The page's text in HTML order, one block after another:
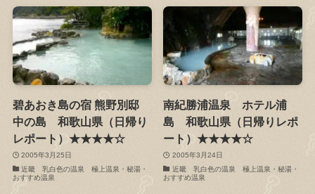
碧あおき島の宿 熊野別邸
中の島 和歌山県（日帰り
レポート）★★★★☆
2005年3月25日
近畿 乳白色の温泉 極上温泉・秘湯・
おすすめ温泉
南紀勝浦温泉 ホテル浦
島 和歌山県（日帰りレポ
ート）★★★★☆
2005年3月24日
近畿 乳白色の温泉 極上温泉・秘湯・
おすすめ温泉